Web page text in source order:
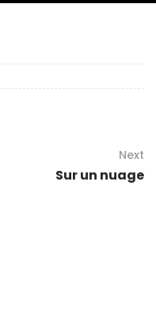
Next
Sur un nuage